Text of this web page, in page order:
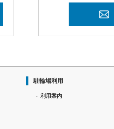
駐輪場利用
利用案内